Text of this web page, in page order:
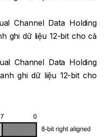
Channel Data Holding
ghi dữ liệu 12-bit cho cả
Channel Data Holding
ghi dữ liệu 12-bit cho